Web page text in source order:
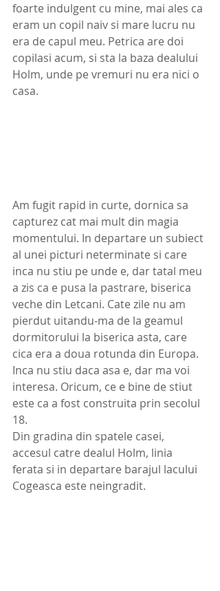
foarte indulgent cu mine, mai ales ca
eram un copil naiv si mare lucru nu
era de capul meu. Petrica are doi
copilasi acum, si sta la baza dealului
Holm, unde pe vremuri nu era nici o
casa.
Am fugit rapid in curte, dornica sa
capturez cat mai mult din magia
momentului. In departare un subiect
al unei picturi neterminate si care
inca nu stiu pe unde e, dar tatal meu
a zis ca e pusa la pastrare, biserica
veche din Letcani. Cate zile nu am
pierdut uitandu-ma de la geamul
dormitorului la biserica asta, care
cica era a doua rotunda din Europa.
Inca nu stiu daca asa e, dar ma voi
interesa. Oricum, ce e bine de stiut
este ca a fost construita prin secolul
18.
Din gradina din spatele casei,
accesul catre dealul Holm, linia
ferata si in departare barajul lacului
Cogeasca este neingradit.